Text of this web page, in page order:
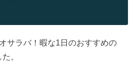
サラバ！暇な1日のおすすめの
。